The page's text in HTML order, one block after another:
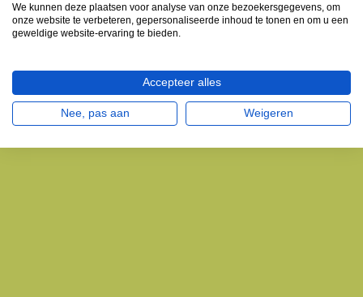
We kunnen deze plaatsen voor analyse van onze bezoekersgegevens, om
onze website te verbeteren, gepersonaliseerde inhoud te tonen en om u een
geweldige website-ervaring te bieden.
Accepteer alles
Nee, pas aan Weigeren